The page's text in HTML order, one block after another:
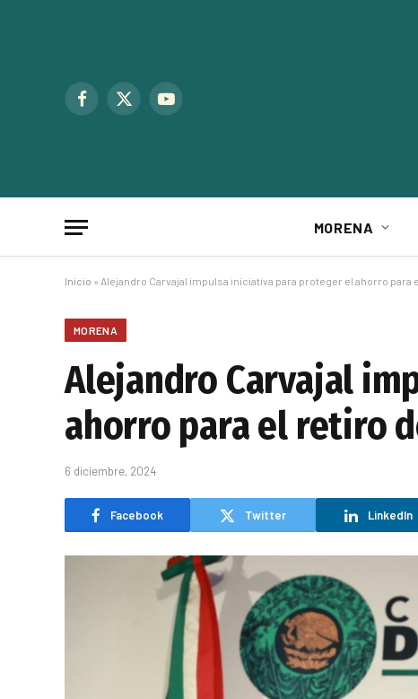
Facebook
X
YouTube
MORENA
Inicio » Alejandro Carvajal impulsa iniciativa para proteger el ahorro para
MORENA
Alejandro Carvajal
ahorro para el retiro
6 diciembre, 2024
Facebook Twitter LinkedIn